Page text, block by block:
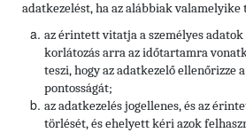
adatkezelést, ha az alábbiak valamelyike
az érintett vitatja a személyes adatok
korlátozás arra az időtartamra
teszi, hogy az adatkezelő ellenőrizze
pontosságát;
az adatkezelés jogellenes, és az
törlését, és ehelyett kéri azok